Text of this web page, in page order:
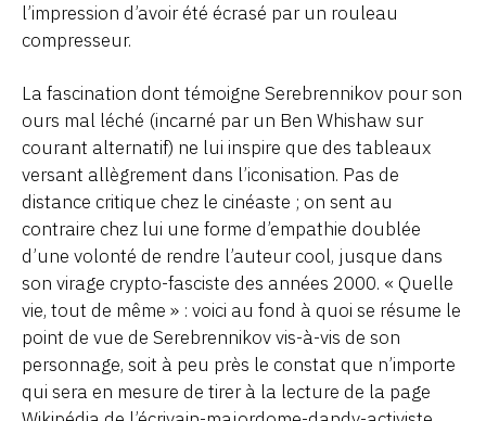
l’impression d’avoir été écrasé par un rouleau
compresseur.
La fascination dont témoigne Serebrennikov pour son
ours mal léché (incarné par un Ben Whishaw sur
courant alternatif) ne lui inspire que des tableaux
versant allègrement dans l’iconisation. Pas de
distance critique chez le cinéaste ; on sent au
contraire chez lui une forme d’empathie doublée
d’une volonté de rendre l’auteur cool, jusque dans
son virage crypto-fasciste des années 2000. « Quelle
vie, tout de même » : voici au fond à quoi se résume le
point de vue de Serebrennikov vis-à-vis de son
personnage, soit à peu près le constat que n’importe
qui sera en mesure de tirer à la lecture de la page